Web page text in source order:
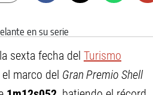
sexta fecha del Turismo
marco del Gran Premio Shell